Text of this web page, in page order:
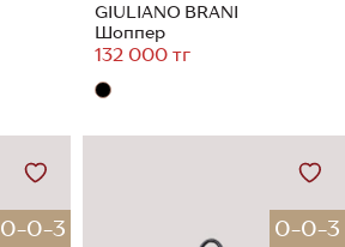
GIULIANO BRANI
Шоппер
132 000 тг
0-0-3 0-0-3